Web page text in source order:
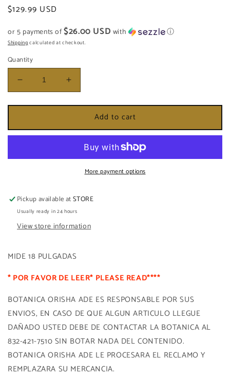
Regular
$129.99 USD
or 5 payments of$26.00 USD with ⓘ
Shippingcalculated at checkout.
Quantity
Decrease
quantity
for
DE
OYA
Increase
quantity
for
POTICHE
DE
OYA
Add to cart
More payment options
Pickup available atSTORE
Usually ready in 24 hours
View store information
MIDE 18 PULGADAS
* POR FAVOR DE LEER* PLEASE READ****
BOTANICA ORISHA ADE ES RESPONSABLE POR SUS
ENVIOS, EN CASO DE QUE ALGUN ARTICULO LLEGUE
DAÑADO USTED DEBE DE CONTACTAR LA BOTANICA AL
832-421-7510 SIN BOTAR NADA DEL CONTENIDO.
BOTANICA ORISHA ADE LE PROCESARA EL RECLAMO Y
REMPLAZARA SU MERCANCIA.